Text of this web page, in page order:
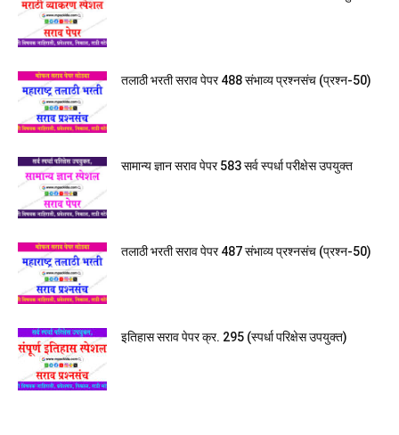
तलाठी भरती सराव पेपर 488 संभाव्य प्रश्नसंच (प्रश्न-50)
सामान्य ज्ञान सराव पेपर 583 सर्व स्पर्धा परीक्षेस उपयुक्त
तलाठी भरती सराव पेपर 487 संभाव्य प्रश्नसंच (प्रश्न-50)
इतिहास सराव पेपर क्र. 295 (स्पर्धा परिक्षेस उपयुक्त)